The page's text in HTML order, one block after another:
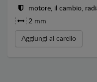
motore, il cambio,
2 mm
Aggiungi al carello